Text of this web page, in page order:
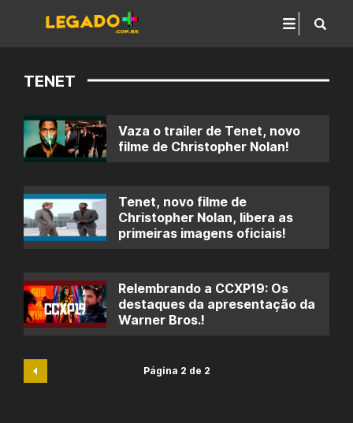
TENET
Vaza o trailer de Tenet, novo
filme de Christopher Nolan!
Tenet, novo filme de
Christopher Nolan, libera as
primeiras imagens oficiais!
Relembrando a CCXP19: Os
destaques da apresentação da
Warner Bros.!
Página 2 de 2